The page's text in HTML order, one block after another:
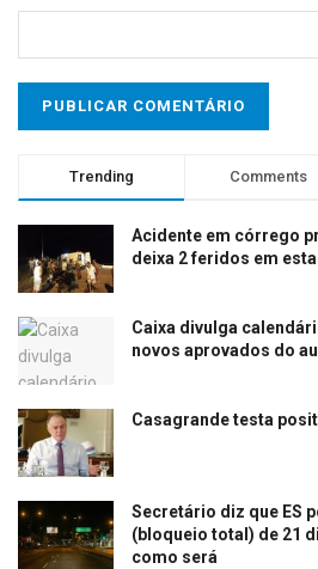
Trending Comments
Acidente em córrego
deixa 2 feridos em
Caixa divulga
novos aprovados do
Casagrande testa
Secretário diz que ES
(bloqueio total) de 21
como será